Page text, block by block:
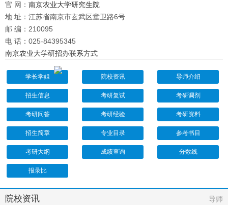
官 网： 南京农业大学研究生院
地 址：江苏省南京市玄武区童卫路6号
邮 编：210095
电 话：025-84395345
南京农业大学研招办联系方式
学长学姐 院校资讯 导师介绍
招生信息 考研复试 考研调剂
考研问答 考研经验 考研资料
招生简章 专业目录 参考书目
考研大纲 成绩查询 分数线
报录比
院校资讯 导师